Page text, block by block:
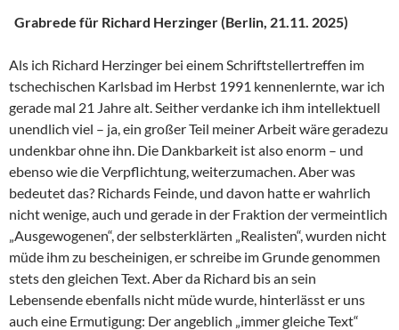
Grabrede für Richard Herzinger (Berlin, 21.11. 2025)
Als ich Richard Herzinger bei einem Schriftstellertreffen im
tschechischen Karlsbad im Herbst 1991 kennenlernte, war ich
gerade mal 21 Jahre alt. Seither verdanke ich ihm intellektuell
unendlich viel – ja, ein großer Teil meiner Arbeit wäre geradezu
undenkbar ohne ihn. Die Dankbarkeit ist also enorm – und
ebenso wie die Verpflichtung, weiterzumachen. Aber was
bedeutet das? Richards Feinde, und davon hatte er wahrlich
nicht wenige, auch und gerade in der Fraktion der vermeintlich
„Ausgewogenen“, der selbsterklärten „Realisten“, wurden nicht
müde ihm zu bescheinigen, er schreibe im Grunde genommen
stets den gleichen Text. Aber da Richard bis an sein
Lebensende ebenfalls nicht müde wurde, hinterlässt er uns
auch eine Ermutigung: Der angeblich „immer gleiche Text“